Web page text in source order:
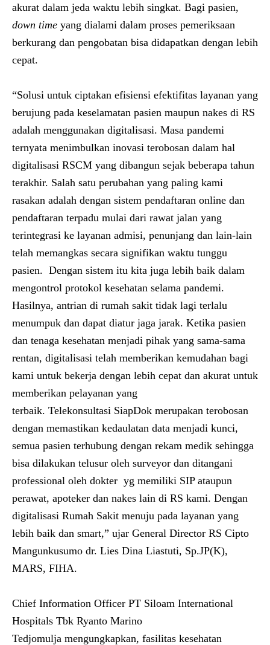
akurat dalam jeda waktu lebih singkat. Bagi pasien,
down time yang dialami dalam proses pemeriksaan
berkurang dan pengobatan bisa didapatkan dengan lebih
cepat.
“Solusi untuk ciptakan efisiensi efektifitas layanan yang
berujung pada keselamatan pasien maupun nakes di RS
adalah menggunakan digitalisasi. Masa pandemi
ternyata menimbulkan inovasi terobosan dalam hal
digitalisasi RSCM yang dibangun sejak beberapa tahun
terakhir. Salah satu perubahan yang paling kami
rasakan adalah dengan sistem pendaftaran online dan
pendaftaran terpadu mulai dari rawat jalan yang
terintegrasi ke layanan admisi, penunjang dan lain-lain
telah memangkas secara signifikan waktu tunggu
pasien. Dengan sistem itu kita juga lebih baik dalam
mengontrol protokol kesehatan selama pandemi.
Hasilnya, antrian di rumah sakit tidak lagi terlalu
menumpuk dan dapat diatur jaga jarak. Ketika pasien
dan tenaga kesehatan menjadi pihak yang sama-sama
rentan, digitalisasi telah memberikan kemudahan bagi
kami untuk bekerja dengan lebih cepat dan akurat untuk
memberikan pelayanan yang
terbaik. Telekonsultasi SiapDok merupakan terobosan
dengan memastikan kedaulatan data menjadi kunci,
semua pasien terhubung dengan rekam medik sehingga
bisa dilakukan telusur oleh surveyor dan ditangani
professional oleh dokter yg memiliki SIP ataupun
perawat, apoteker dan nakes lain di RS kami. Dengan
digitalisasi Rumah Sakit menuju pada layanan yang
lebih baik dan smart,” ujar General Director RS Cipto
Mangunkusumo dr. Lies Dina Liastuti, Sp.JP(K),
MARS, FIHA.
Chief Information Officer PT Siloam International
Hospitals Tbk Ryanto Marino
Tedjomulja mengungkapkan, fasilitas kesehatan